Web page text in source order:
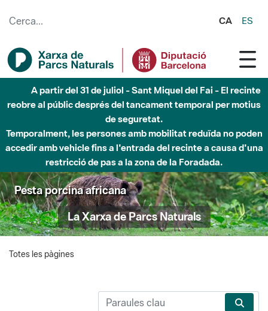
CA ES
A partir del 31 de juliol - Sant Miquel del Fai - El recinte
reobre al públic després del tancament temporal per motius
de seguretat.
Temporalment, les persones amb mobilitat reduïda no poden
accedir amb vehicle fins a l'entrada del recinte a causa d'una
restricció de pas a la zona de la Foradada.
Pesta porcina africana
La Xarxa de Parcs Naturals
Totes les pàgines